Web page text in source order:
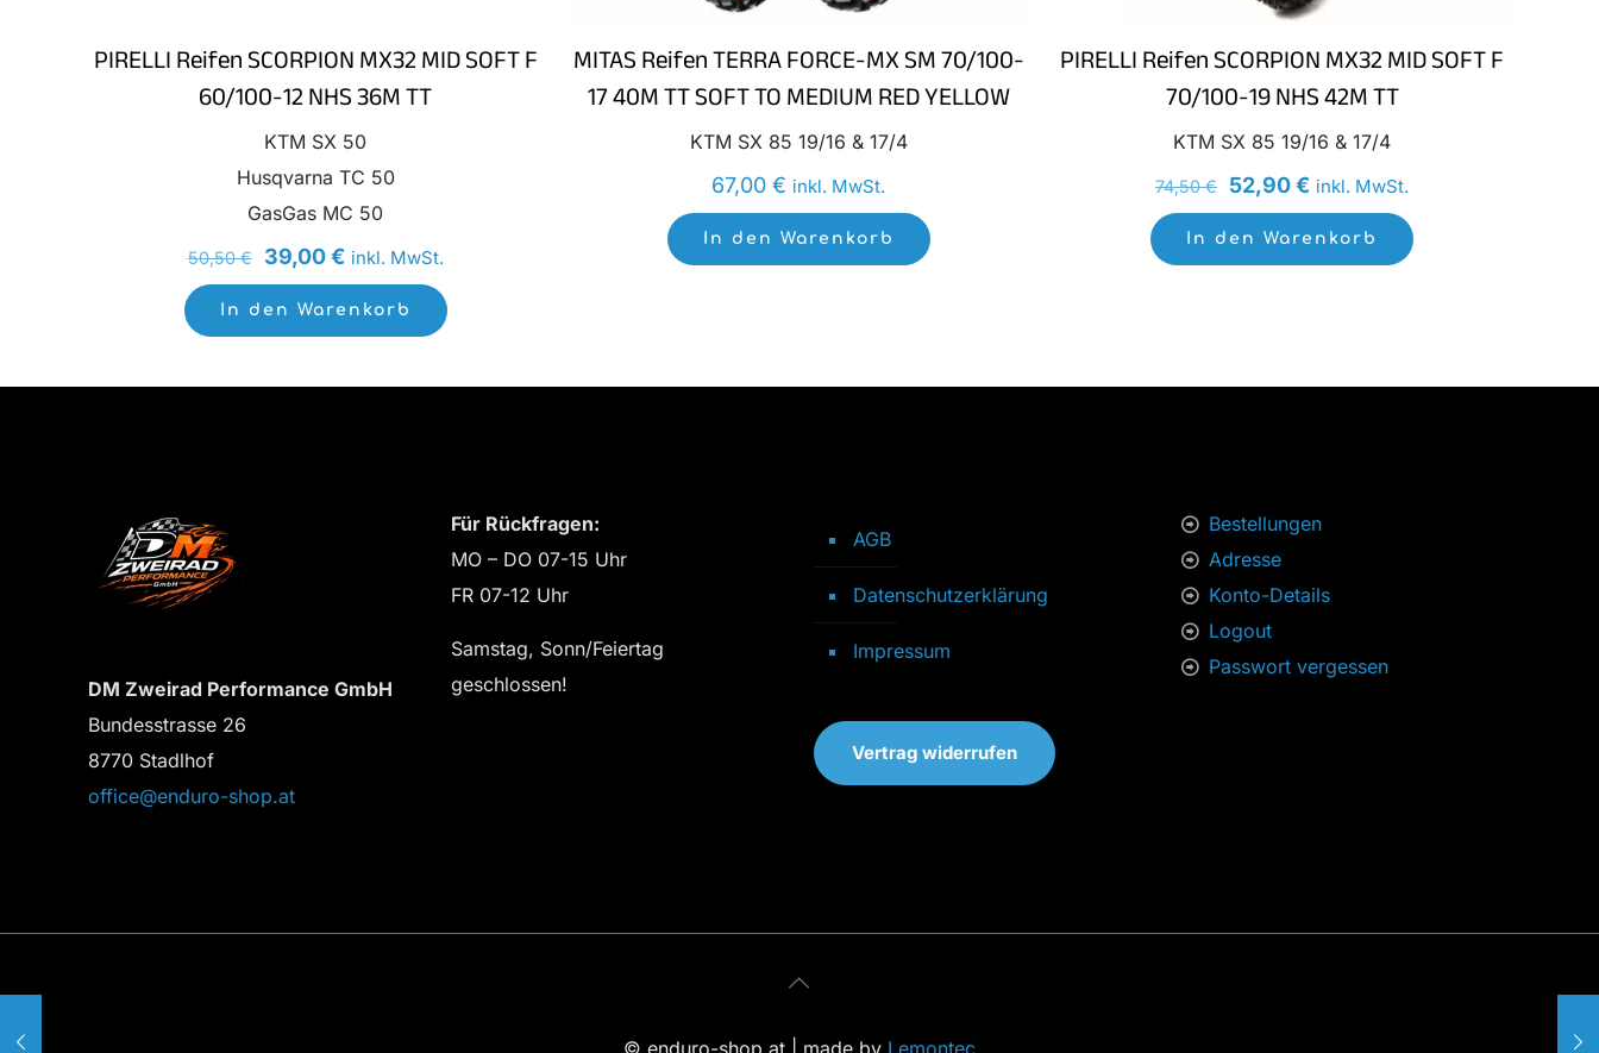
PIRELLI Reifen SCORPION MX32 MID SOFT F
60/100-12 NHS 36M TT
KTM SX 50
Husqvarna TC 50
GasGas MC 50
50,50€
Ursprünglicher
Preis
39,00€Aktueller
Preis
inkl. MwSt.
In den Warenkorb
MITAS Reifen TERRA FORCE-MX SM 70/100-
17 40M TT SOFT TO MEDIUM RED YELLOW
KTM SX 85 19/16 & 17/4
67,00€ inkl. MwSt.
In den Warenkorb
PIRELLI Reifen SCORPION MX32 MID SOFT F
70/100-19 NHS 42M TT
KTM SX 85 19/16 & 17/4
74,50€
Ursprünglicher
Preis
52,90€ Aktueller
Preis
inkl. MwSt.
In den Warenkorb
DM Zweirad Performance GmbH
Bundesstrasse 26
8770 Stadlhof
office@enduro-shop.at
Für Rückfragen:
MO – DO 07-15 Uhr
FR 07-12 Uhr
Samstag, Sonn/Feiertag
geschlossen!
AGB
Datenschutzerklärung
Impressum
Vertrag widerrufen
Bestellungen
Adresse
Konto-Details
Logout
Passwort vergessen
© enduro-shop.at | made by Lemontec